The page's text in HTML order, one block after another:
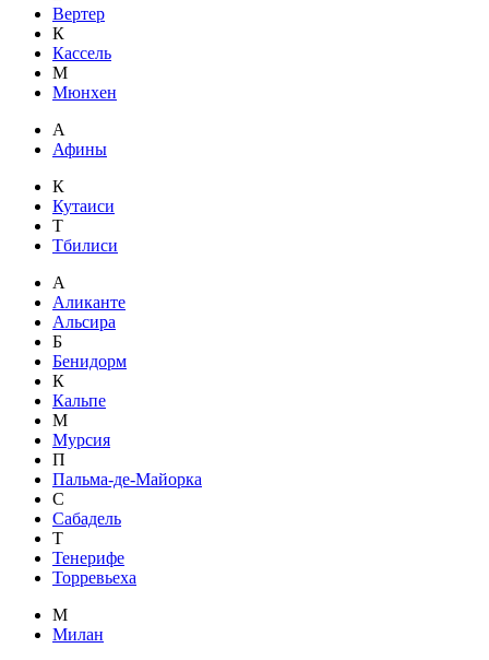
Вертер
К
Кассель
М
Мюнхен
А
Афины
К
Кутаиси
Т
Тбилиси
А
Аликанте
Альсира
Б
Бенидорм
К
Кальпе
М
Мурсия
П
Пальма-де-Майорка
С
Сабадель
Т
Тенерифе
Торревьеха
М
Милан